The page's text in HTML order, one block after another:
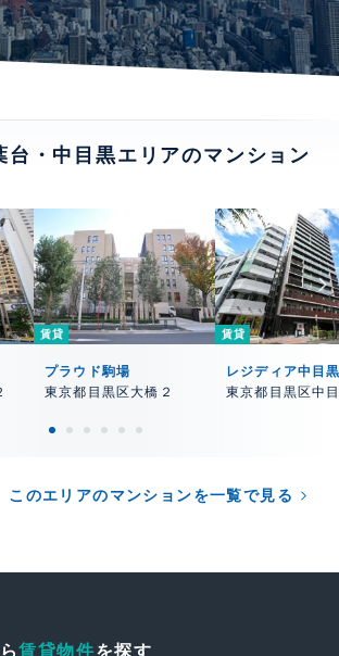
台・中目黒エリアのマンション
賃貸
プラウド駒場
東京都目黒区大橋２
賃貸
レジディア中目
東京都目黒区中
このエリアのマンションを一覧で見る
賃貸物件を探す